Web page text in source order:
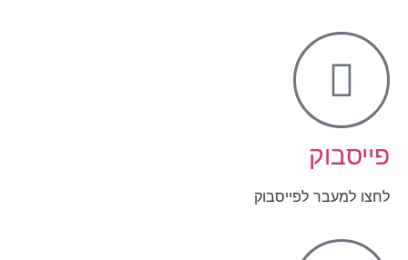
פייסבוק
לחצו למעבר לפייסבוק